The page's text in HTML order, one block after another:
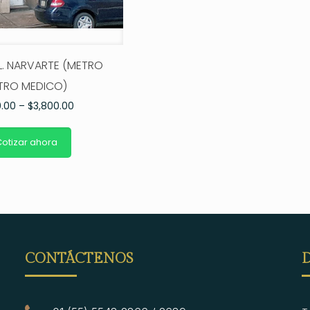
NARVARTE (METRO
MEDICO)
– $3,800.00
ahora
CONTÁCTENOS